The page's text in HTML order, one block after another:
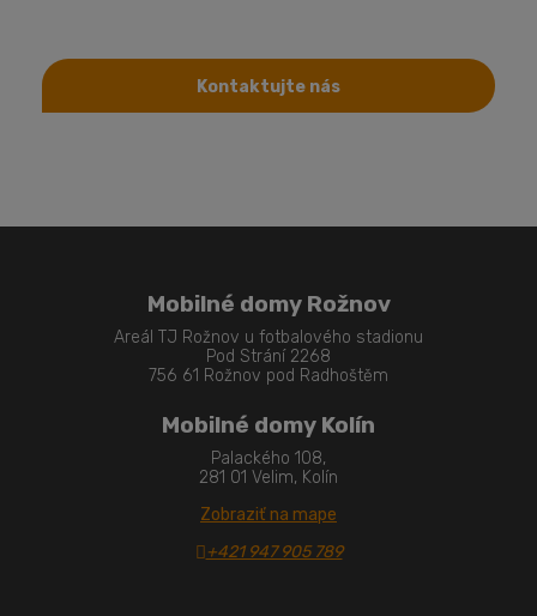
Kontaktujte nás
Mobilné domy Rožnov
Areál TJ Rožnov u fotbalového stadionu
Pod Strání 2268
756 61 Rožnov pod Radhoštěm
Mobilné domy Kolín
Palackého 108,
281 01 Velim, Kolín
Zobraziť na mape
+421 947 905 789